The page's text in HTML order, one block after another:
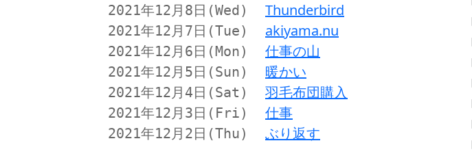
2021年12月8日(Wed) Thunderbird
2021年12月7日(Tue) akiyama.nu
2021年12月6日(Mon) 仕事の山
2021年12月5日(Sun) 暖かい
2021年12月4日(Sat) 羽毛布団購入
2021年12月3日(Fri) 仕事
2021年12月2日(Thu) ぶり返す